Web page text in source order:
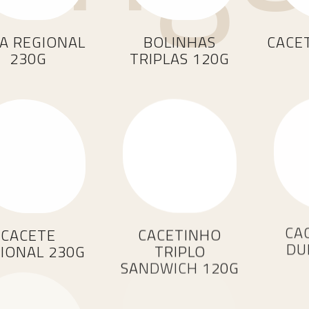
5 prod.
REGIONAL
230G
BOLINHAS
TRIPLAS 120G
CACETE
230G
CACETINHO
TRIPLO
SANDWICH 120G